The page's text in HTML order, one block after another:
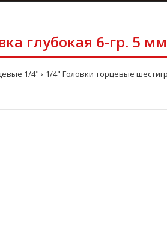
глубокая 6-гр. 5
1/4" 1/4" Головки торцевые